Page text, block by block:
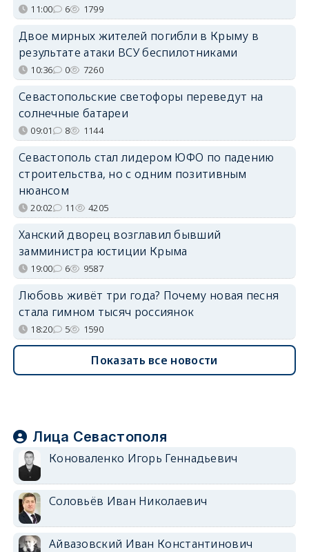
11:00 6 1799
Двое мирных жителей погибли в Крыму в
результате атаки ВСУ беспилотниками
10:36 0 7260
Севастопольские светофоры переведут на
солнечные батареи
09:01 8 1144
Севастополь стал лидером ЮФО по падению
строительства, но с одним позитивным
нюансом
20:02 11 4205
Ханский дворец возглавил бывший
замминистра юстиции Крыма
19:00 6 9587
Любовь живёт три года? Почему новая песня
стала гимном тысяч россиянок
18:20 5 1590
Показать все новости
Лица Севастополя
Коноваленко Игорь Геннадьевич
Соловьёв Иван Николаевич
Айвазовский Иван Константинович